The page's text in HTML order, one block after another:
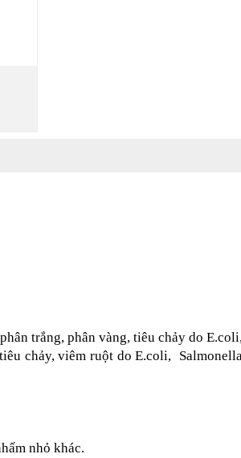
trắng, phân vàng, tiêu chảy do
chảy, viêm ruột do E.coli,
nhỏ khác.